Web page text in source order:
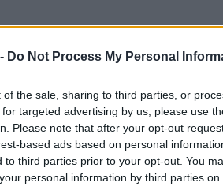
Do Not Process My Personal
of the sale, sharing to third parties, or
targeted advertising by us, please use
Please note that after your opt-out
based ads based on personal
to third parties prior to your opt-out. You
personal information by third parties on